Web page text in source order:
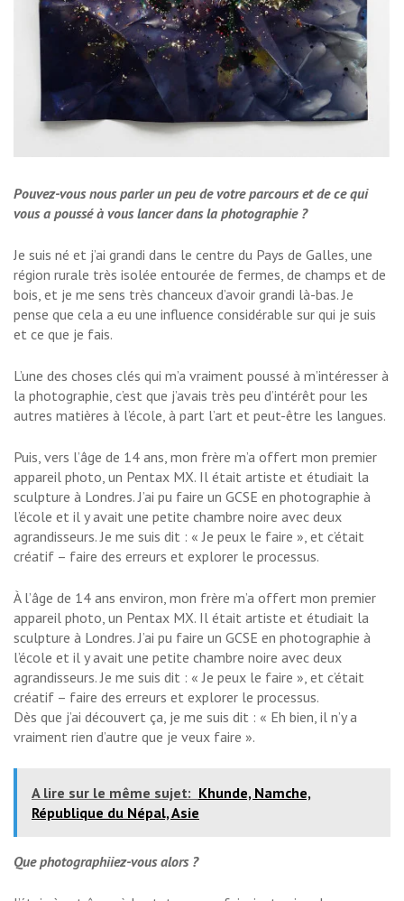
Pouvez-vous nous parler un peu de votre parcours et de ce qui
vous a poussé à vous lancer dans la photographie ?
Je suis né et j’ai grandi dans le centre du Pays de Galles, une
région rurale très isolée entourée de fermes, de champs et de
bois, et je me sens très chanceux d’avoir grandi là-bas. Je
pense que cela a eu une influence considérable sur qui je suis
et ce que je fais.
L’une des choses clés qui m’a vraiment poussé à m’intéresser à
la photographie, c’est que j’avais très peu d’intérêt pour les
autres matières à l’école, à part l’art et peut-être les langues.
Puis, vers l’âge de 14 ans, mon frère m’a offert mon premier
appareil photo, un Pentax MX. Il était artiste et étudiait la
sculpture à Londres. J’ai pu faire un GCSE en photographie à
l’école et il y avait une petite chambre noire avec deux
agrandisseurs. Je me suis dit : « Je peux le faire », et c’était
créatif – faire des erreurs et explorer le processus.
À l’âge de 14 ans environ, mon frère m’a offert mon premier
appareil photo, un Pentax MX. Il était artiste et étudiait la
sculpture à Londres. J’ai pu faire un GCSE en photographie à
l’école et il y avait une petite chambre noire avec deux
agrandisseurs. Je me suis dit : « Je peux le faire », et c’était
créatif – faire des erreurs et explorer le processus.
Dès que j’ai découvert ça, je me suis dit : « Eh bien, il n’y a
vraiment rien d’autre que je veux faire ».
A lire sur le même sujet: Khunde, Namche,
République du Népal, Asie
Que photographiiez-vous alors ?